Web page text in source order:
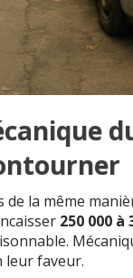
la même
250 000 à
leur faveur.